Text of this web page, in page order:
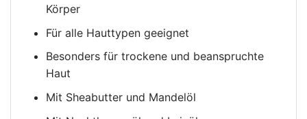
Körper
Für alle Hauttypen geeignet
Besonders für trockene und beanspruchte
Haut
Mit Sheabutter und Mandelöl